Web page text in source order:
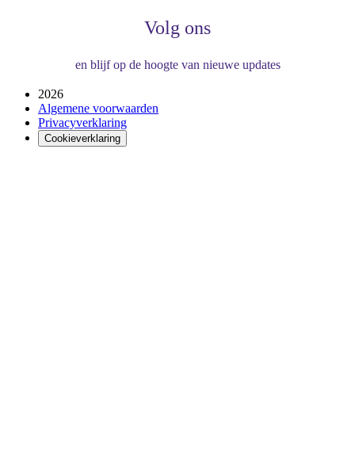
Volg ons
en blijf op de hoogte van nieuwe updates
2026
Algemene voorwaarden
Privacyverklaring
Cookieverklaring